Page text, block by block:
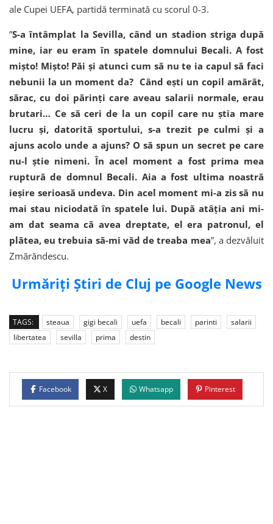
ale Cupei UEFA, partidă terminată cu scorul 0-3.
”S-a întâmplat la Sevilla, când un stadion striga după
mine, iar eu eram în spatele domnului Becali. A fost
mișto! Mișto! Păi și atunci cum să nu te ia capul să faci
nebunii la un moment da? Când ești un copil amărât,
sărac, cu doi părinți care aveau salarii normale, erau
brutari… Ce să ceri de la un copil care nu știa mare
lucru și, datorită sportului, s-a trezit pe culmi și a
ajuns acolo unde a ajuns? O să spun un secret pe care
nu-l știe nimeni. În acel moment a fost prima mea
ruptură de domnul Becali. Aia a fost ultima noastră
ieșire serioasă undeva. Din acel moment mi-a zis să nu
mai stau niciodată în spatele lui. După atâția ani mi-
am dat seama că avea dreptate, el era patronul, el
plătea, eu trebuia să-mi văd de treaba mea”, a dezvăluit
Zmărăndescu.
Urmăriți Știri de Cluj pe Google News
TAGS: steaua gigi becali uefa becali parinti
salarii
libertatea
sevilla prima destin
Facebook X Whatsapp Pinterest